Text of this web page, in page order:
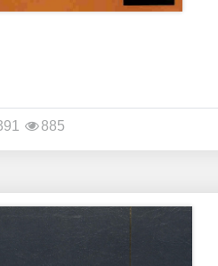
885